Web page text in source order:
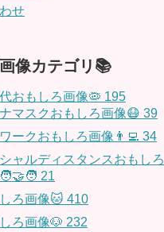
せ
像カテゴリ📚
おもしろ画像🦠 195
マスクおもしろ画像😷 39
ークおもしろ画像👨‍💻 34
ャルディスタンスおもしろ
21
ろ画像🐱 410
ろ画像🐶 232